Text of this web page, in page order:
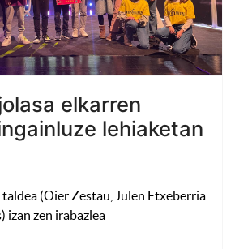
elkarren
lehiaketan
taldea (Oier Zestau, Julen Etxeberria
izan zen irabazlea